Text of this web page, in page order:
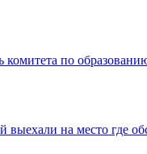
комитета по
на место где